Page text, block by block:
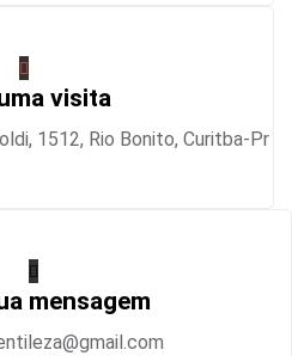
visita
1512, Rio Bonito, Curitba-Pr
mensagem